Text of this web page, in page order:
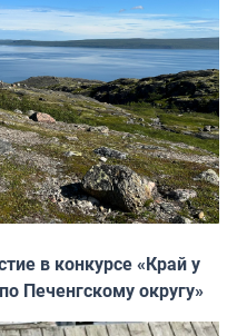
в конкурсе «Край у
Печенгскому округу»